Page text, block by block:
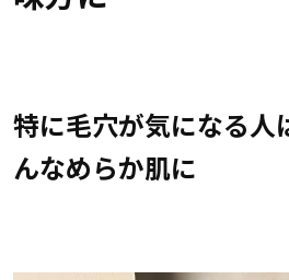
特に毛穴が気になる人
んなめらか肌に